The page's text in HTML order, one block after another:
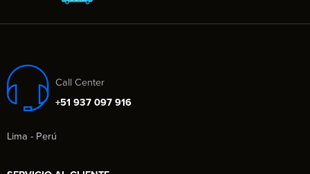
Call Center
+51 937 097 916
Lima - Perú